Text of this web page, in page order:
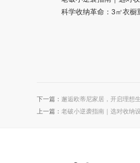
科学收纳革命：3㎡衣橱
下一篇： 邂逅欧蒂尼家居，开启理想
上一篇： 老破小逆袭指南｜选对收纳